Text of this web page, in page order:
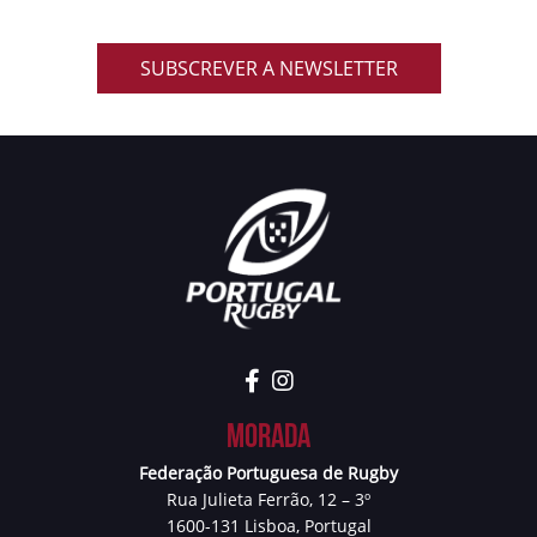
SUBSCREVER A NEWSLETTER
Morada
Federação Portuguesa de Rugby
Rua Julieta Ferrão, 12 – 3º
1600-131 Lisboa, Portugal